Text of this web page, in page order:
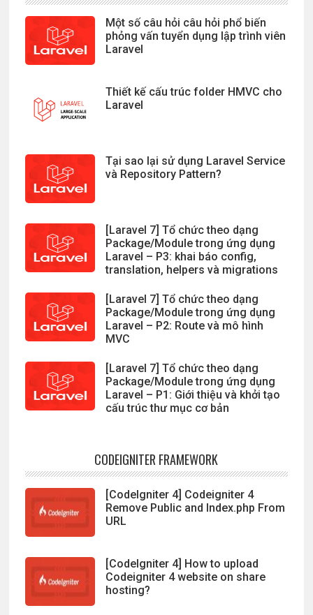
Một số câu hỏi câu hỏi phổ biến
phỏng vấn tuyển dụng lập trình viên
Laravel
Thiết kế cấu trúc folder HMVC cho
Laravel
Tại sao lại sử dụng Laravel Service
và Repository Pattern?
[Laravel 7] Tổ chức theo dạng
Package/Module trong ứng dụng
Laravel – P3: khai báo config,
translation, helpers và migrations
[Laravel 7] Tổ chức theo dạng
Package/Module trong ứng dụng
Laravel – P2: Route và mô hình
MVC
[Laravel 7] Tổ chức theo dạng
Package/Module trong ứng dụng
Laravel – P1: Giới thiệu và khởi tạo
cấu trúc thư mục cơ bản
CODEIGNITER FRAMEWORK
[CodeIgniter 4] Codeigniter 4
Remove Public and Index.php From
URL
[CodeIgniter 4] How to upload
Codeigniter 4 website on share
hosting?